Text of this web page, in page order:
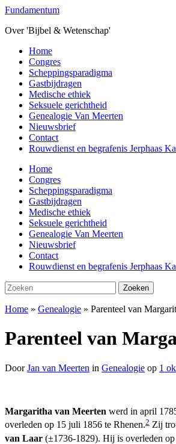
Overslaan
de
inhoud
Fundamentum
Over 'Bijbel & Wetenschap'
Toggle
mobiel
menu
Home
Congres
Scheppingsparadigma
Gastbijdragen
Medische ethiek
Seksuele gerichtheid
Genealogie Van Meerten
Nieuwsbrief
Contact
Rouwdienst en begrafenis Jerphaas
Home
Congres
Scheppingsparadigma
Gastbijdragen
Medische ethiek
Seksuele gerichtheid
Genealogie Van Meerten
Nieuwsbrief
Contact
Rouwdienst en begrafenis Jerphaas
Zoeken
naar:
Zoeken
Home » Genealogie » Parenteel van
Parenteel van
DoorJan van Meerten in Genealogie op 1
Margaritha van Meerten werd in april
overleden op 15 juli 1856 te Rhenen.2 Zij
van Laar (±1736-1829). Hij is overleden op